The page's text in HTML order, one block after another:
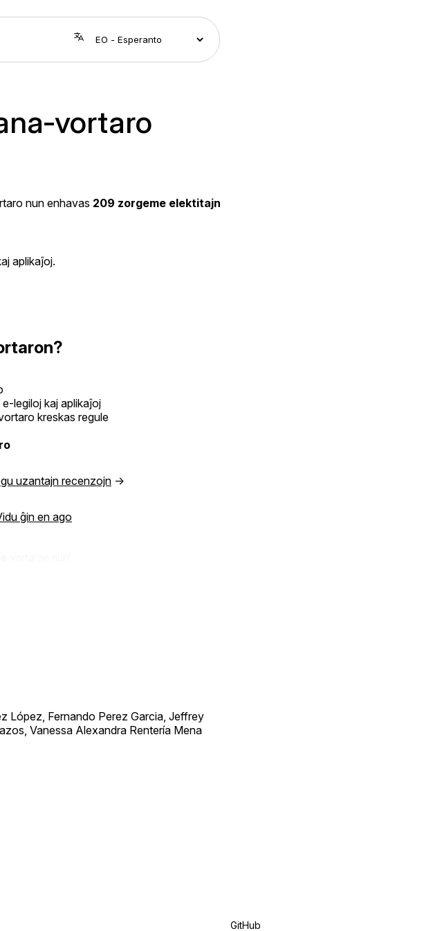
nun enhavas 209 zorgeme elektitajn
aplikaĵoj.
kaj aplikaĵoj
kreskas regule
uzantajn recenzojn →
ĝin en ago
López, Fernando Perez Garcia, Jeffrey
Vanessa Alexandra Rentería Mena
GitHub